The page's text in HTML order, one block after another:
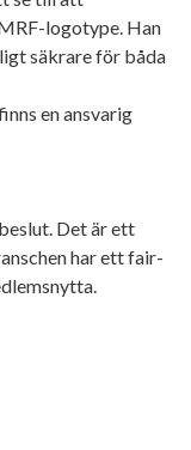
logotype. Han
säkrare för båda
en ansvarig
Det är ett
har ett fair-